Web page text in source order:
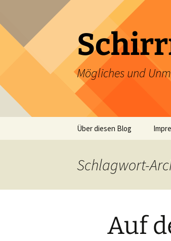
springen
Mögliches und
Über diesen Blog
Schlagwort-
Auf